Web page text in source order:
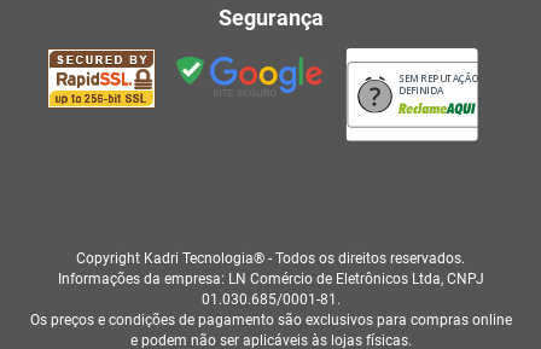
Segurança
SEM REPUTAÇÃO
DEFINIDA
Copyright Kadri Tecnologia® - Todos os direitos reservados.
Informações da empresa: LN Comércio de Eletrônicos Ltda, CNPJ
01.030.685/0001-81.
Os preços e condições de pagamento são exclusivos para compras online
e podem não ser aplicáveis às lojas físicas.